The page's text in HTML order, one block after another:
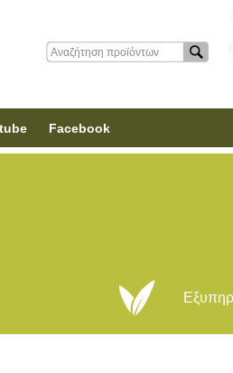
Facebook